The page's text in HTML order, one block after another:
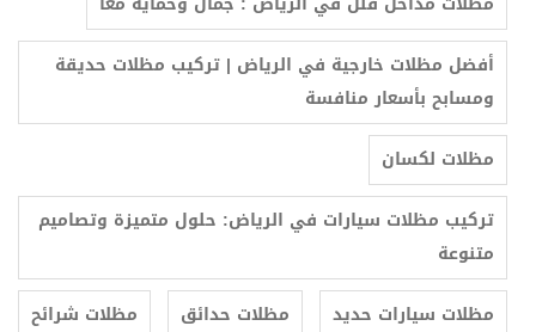
أفضل مظلات خارجية في الرياض | تركيب مظلات حديقة
ومسابح بأسعار منافسة
مظلات لكسان
تركيب مظلات سيارات في الرياض: حلول متميزة وتصاميم
متنوعة
مظلات سيارات حديد
مظلات حدائق
مظلات شرائح